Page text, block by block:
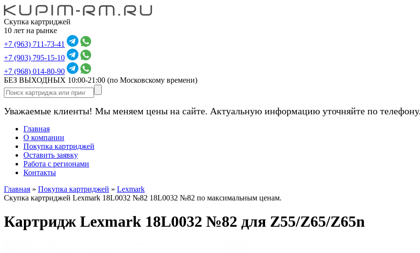
Скупка картриджей
10 лет на рынке
+7 (963) 711-73-41
+7 (903) 795-15-10
+7 (968) 014-80-90
БЕЗ ВЫХОДНЫХ 10:00-21:00 (по Московскому времени)
Уважаемые клиенты! Мы меняем цены на сайте. Актуальную информацию уточняйте по
Главная
О компании
Покупка картриджей
Оставить заявку
Работа с регионами
Контакты
Главная » Покупка картриджей » Lexmark
Скупка картриджей Lexmark 18L0032 №82 18L0032 №82 по максимальным ценам.
Картридж Lexmark 18L0032 №82 для Z55/Z65/Z65n